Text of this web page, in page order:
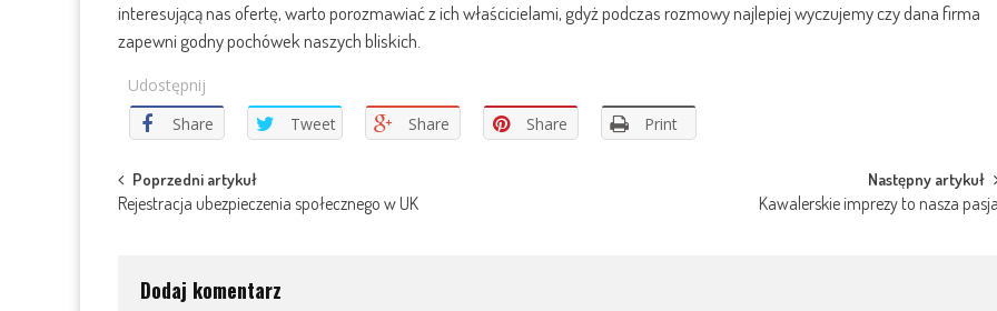
interesującą nas ofertę, warto porozmawiać z ich właścicielami, gdyż podczas rozmowy najlepiej wyczujemy czy dana firma
zapewni godny pochówek naszych bliskich.
Udostępnij
Share
Tweet Share Share Print
Post
navigation
Poprzedni artykuł
Rejestracja ubezpieczenia społecznego w UK
Następny artykuł
Kawalerskie imprezy to nasza
Dodaj komentarz